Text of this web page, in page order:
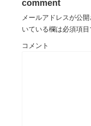
comment
メールアドレスが公
いている欄は必須項目
コメント